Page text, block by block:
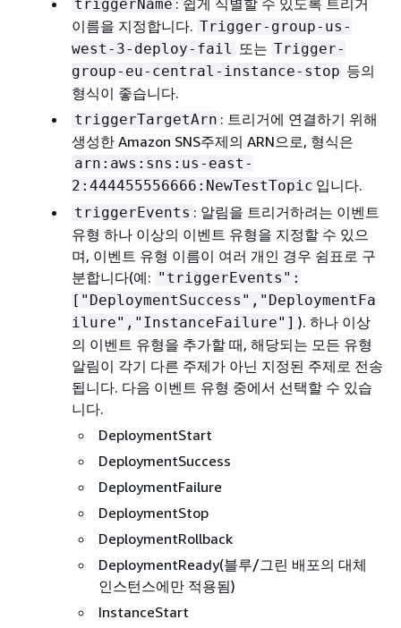
triggerName : 쉽게 식별할 수 있도록 트리거
이름을 지정합니다. Trigger-group-us-
west-3-deploy-fail 또는 Trigger-
group-eu-central-instance-stop 등의
형식이 좋습니다.
triggerTargetArn : 트리거에 연결하기 위해
생성한 Amazon SNS주제의 ARN으로, 형식은
arn:aws:sns:us-east-
2:444455556666:NewTestTopic 입니다.
triggerEvents : 알림을 트리거하려는 이벤트
유형 하나 이상의 이벤트 유형을 지정할 수 있으
며, 이벤트 유형 이름이 여러 개인 경우 쉼표로 구
분합니다(예: "triggerEvents":
["DeploymentSuccess","DeploymentFa
ilure","InstanceFailure"] ). 하나 이상
의 이벤트 유형을 추가할 때, 해당되는 모든 유형
알림이 각기 다른 주제가 아닌 지정된 주제로 전송
됩니다. 다음 이벤트 유형 중에서 선택할 수 있습
니다.
DeploymentStart
DeploymentSuccess
DeploymentFailure
DeploymentStop
DeploymentRollback
DeploymentReady(블루/그린 배포의 대체
인스턴스에만 적용됨)
InstanceStart